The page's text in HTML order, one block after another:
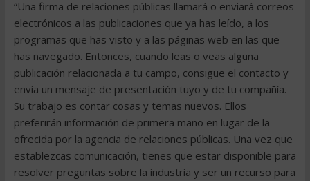
“Una firma de relaciones públicas llamará o enviará correos
electrónicos a las publicaciones que ya has leído, a los
programas que has visto y a las páginas web en las que
has navegado. Entonces, cuando leas o veas alguna
publicación relacionada a tu campo, consigue el contacto y
envía un mensaje de presentación tuyo y de tu compañía.
Su trabajo es contar cosas y temas nuevos. Ellos
preferirán información de primera mano en lugar de la
ofrecida por la agencia de relaciones públicas. Una vez que
establezcas comunicación, tienes que estar disponible para
resolver preguntas sobre la industria y ser un recurso para